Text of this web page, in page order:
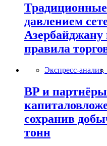
давлением
Азербайджану
правила
Экспресс-анализ,
BP и
сохранив
тонн